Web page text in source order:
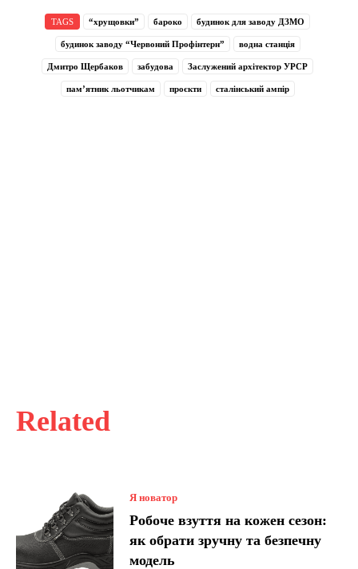
Related
Я новатор
Робоче взуття на кожен сезон:
як обрати зручну та безпечну
модель
TAGS “хрущовки” бароко будинок для заводу ДЗМО
будинок заводу “Червоний Профінтерн” водна станція
Дмитро Щербаков забудова Заслужений архітектор УРСР
пам’ятник льотчикам проєкти сталінський ампір